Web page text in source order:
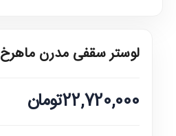
لوستر سقفی مدرن ماهرخ
22,720,000تومان